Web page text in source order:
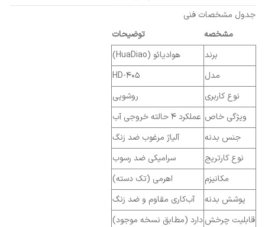
جدول مشخصات فنی
مشخصه
توضیحات
برند
هوادیائو (HuaDiao)
مدل
HD-405
نوع کاربری
روشویی
ویژگی خاص عملکرد ۴ حالته خروجی آب
جنس بدنه
آلیاژ مرغوب ضد زنگ
نوع کارتریج
سرامیکی ضد رسوب
مکانیزم
اهرمی (تک دسته)
پوشش بدنه
آب‌کاری مقاوم و ضد زنگ
قابلیت چرخشدارد (مطابق نسخه موجود)